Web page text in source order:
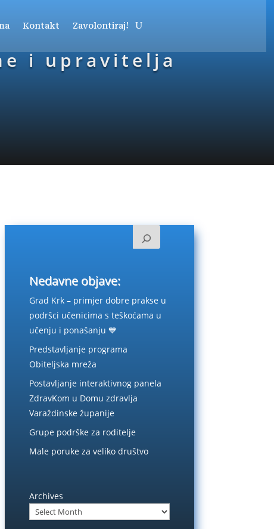
Kontakt Zavolontiraj!
i upravitelja
Nedavne objave:
Grad Krk – primjer dobre prakse u
podršci učenicima s teškoćama u
učenju i ponašanju 💙
Predstavljanje programa
Obiteljska mreža
Postavljanje interaktivnog panela
ZdravKom u Domu zdravlja
Varaždinske županije
Grupe podrške za roditelje
Male poruke za veliko društvo
Archives